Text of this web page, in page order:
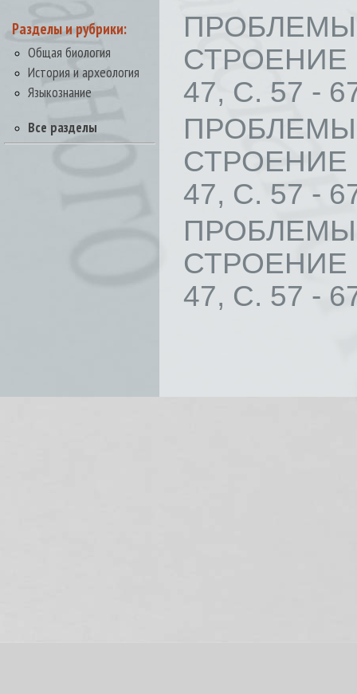
Разделы и рубрики:
Общая биология
История и археология
Языкознание
Все разделы
47, С. 57 -
47, С. 57 -
47, С. 57 -